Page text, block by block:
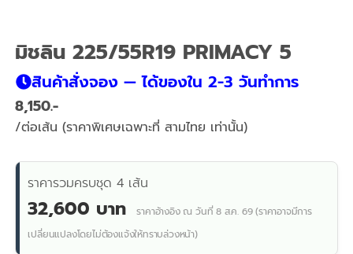
มิชลิน 225/55R19 PRIMACY 5
สินค้าสั่งจอง — ได้ของใน 2-3 วันทำการ
8,150
/ต่อเส้น (ราคาพิเศษเฉพาะที่ สามไทย เท่านั้น)
ราคารวมครบชุด 4 เส้น
32,600 บาท
ราคาอ้างอิง ณ วันที่ 8 ส.ค. 69 (ราคาอาจมีการ
เปลี่ยนแปลงโดยไม่ต้องแจ้งให้ทราบล่วงหน้า)